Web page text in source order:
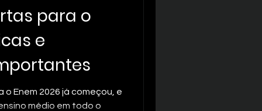
para o
e
Enem 2026 já começou, e
médio em todo o